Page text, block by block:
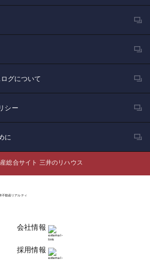
グについて
シー
に
総合サイト 三井のリハウス
会社情報
採用情報